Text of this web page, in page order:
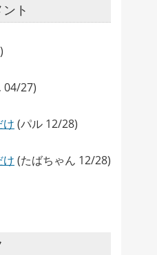
ト
04/27)
け (パル 12/28)
け (たばちゃん 12/28)